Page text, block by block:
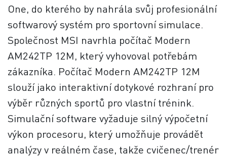
One, do kterého by nahrála svůj profesionální
softwarový systém pro sportovní simulace.
Společnost MSI navrhla počítač Modern
AM242TP 12M, který vyhovoval potřebám
zákazníka. Počítač Modern AM242TP 12M
slouží jako interaktivní dotykové rozhraní pro
výběr různých sportů pro vlastní trénink.
Simulační software vyžaduje silný výpočetní
výkon procesoru, který umožňuje provádět
analýzy v reálném čase, takže cvičenec/trenér